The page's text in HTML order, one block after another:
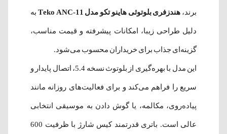
برند، هندزفری بلوتوثی هاینو تکو مدل Teko ANC-11 به
دلیل طراحی زیبا، امکانات پیشرفته و قیمت مناسب،
گزینه‌ای جذاب برای خریداران محسوب می‌شود.
این مدل با بهره‌گیری از بلوتوث نسخه 5.4، اتصال پایدار و
سریع را فراهم می‌کند و برای فعالیت‌های روزانه مانند
پیاده‌روی، مکالمه، یا گوش دادن به موسیقی انتخابی
عالی است. باتری قدرتمند کیس شارژ با ظرفیت 600